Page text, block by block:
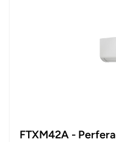
FTXM42A - Perfera